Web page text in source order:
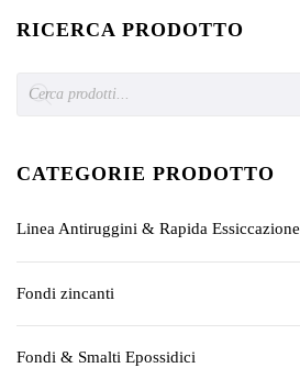
RICERCA PRODOTTO
search
CATEGORIE PRODOTTO
Linea Antiruggini & Rapida Essiccazione
Fondi zincanti
Fondi & Smalti Epossidici